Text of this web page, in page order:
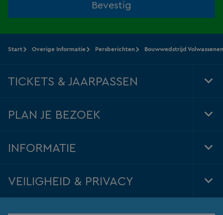
Bevestig
Start Overige Informatie Persberichten Bouwwedstrijd
TICKETS & JAARPASSEN
PLAN JE BEZOEK
INFORMATIE
VEILIGHEID & PRIVACY